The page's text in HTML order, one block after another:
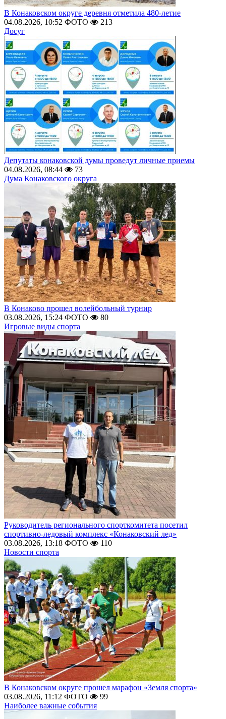
В Конаковском округе деревня отметила 480-летие
04.08.2026, 10:52 ФОТО
213
Досуг
Депутаты конаковской думы проведут личные приемы
04.08.2026, 08:44
73
Дума Конаковского округа
В Конаково прошел волейбольный турнир
03.08.2026, 15:24 ФОТО
80
Игровые виды спорта
Руководитель регионального спорткомитета посетил
спортивно-ледовый комплекс «Конаковский лед»
03.08.2026, 13:18 ФОТО
110
Новости спорта
В Конаковском округе прошел марафон «Земля спорта»
03.08.2026, 11:12 ФОТО
99
Наиболее важные события